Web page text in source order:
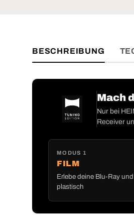
BESCHREIBUNG
Mach
Nur bei
Receiver
MODUS 1
FILM
Erlebe deine Blu-Ray
plastisch